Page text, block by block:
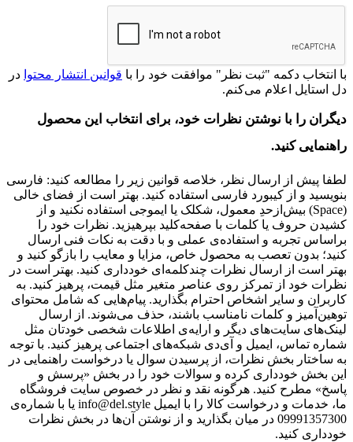
با انتخاب دکمه "ثبت نظر" موافقت خود را با قوانین انتشار محتوا در
دل‌ استایل اعلام می‌کنم.
دیگران را با نوشتن نظرات خود، برای انتخاب این محصول
راهنمایی کنید.
لطفا پیش از ارسال نظر، خلاصه قوانین زیر را مطالعه کنید: فارسی
بنویسید و از کیبورد فارسی استفاده کنید. بهتر است از فضای خالی
(Space) بیش‌از‌حدِ معمول، شکلک یا ایموجی استفاده نکنید و از
کشیدن حروف یا کلمات با صفحه‌کلید بپرهیزید. نظرات خود را
براساس تجربه و استفاده‌ی عملی و با دقت به نکات فنی ارسال
کنید؛ بدون تعصب به محصول خاص، مزایا و معایب را بازگو کنید و
بهتر است از ارسال نظرات چندکلمه‌‌ای خودداری کنید. بهتر است در
نظرات خود از تمرکز روی عناصر متغیر مثل قیمت، پرهیز کنید. به
کاربران و سایر اشخاص احترام بگذارید. پیام‌هایی که شامل محتوای
توهین‌آمیز و کلمات نامناسب باشند، حذف می‌شوند. از ارسال
لینک‌های سایت‌های دیگر و ارایه‌ی اطلاعات شخصی خودتان مثل
شماره تماس، ایمیل و آی‌دی شبکه‌های اجتماعی پرهیز کنید. با توجه
به ساختار بخش نظرات، از پرسیدن سوال یا درخواست راهنمایی در
این بخش خودداری کرده و سوالات خود را در بخش «پرسش و
پاسخ» مطرح کنید. هرگونه نقد و نظر در خصوص سایت فروشگاه
ما، خدمات و درخواست کالا را با ایمیل info@del.style یا با شماره‌ی
09991357300 در میان بگذارید و از نوشتن آن‌ها در بخش نظرات
خودداری کنید.